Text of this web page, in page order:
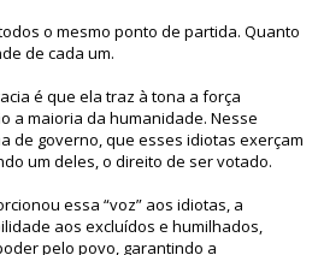
o mesmo ponto de partida. Quanto
de cada um.
é que ela traz à tona a força
a maioria da humanidade. Nesse
de governo, que esses idiotas exerçam
um deles, o direito de ser votado.
essa “voz” aos idiotas, a
aos excluídos e humilhados,
pelo povo, garantindo a